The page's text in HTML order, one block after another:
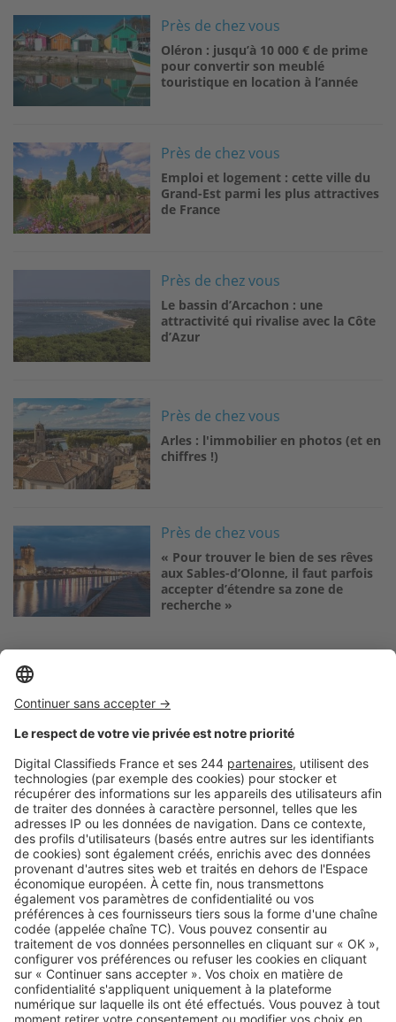
Près de chez vous
Oléron : jusqu’à 10 000 € de prime
pour convertir son meublé
touristique en location à l’année
Image Près de chez vous
Emploi et logement : cette ville du
Grand-Est parmi les plus attractives
de France
Près de chez vous
Le bassin d’Arcachon : une
attractivité qui rivalise avec la Côte
d’Azur
Image
Près de chez vous
Arles : l'immobilier en photos (et en
chiffres !)
Image Près de chez vous
« Pour trouver le bien de ses rêves
aux Sables-d’Olonne, il faut parfois
accepter d’étendre sa zone de
recherche »
Logic-Immo c’est aussi …
Retrouvez-nous sur …
A propos
Qui sommes-nous ?
Contacter le service client